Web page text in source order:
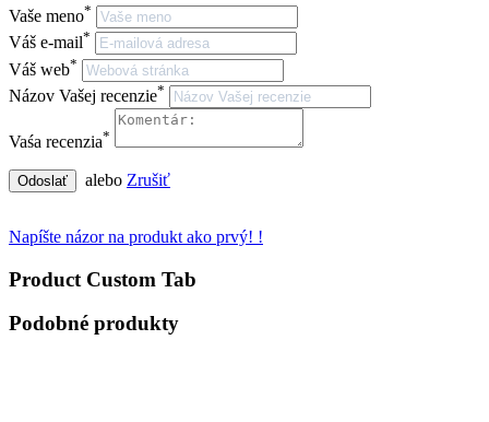
Vaše meno*
Váš e-mail*
Váš web*
Názov Vašej recenzie*
Vaśa recenzia*
Odoslať alebo Zrušiť
Napíšte názor na produkt ako prvý! !
Product Custom Tab
Podobné produkty